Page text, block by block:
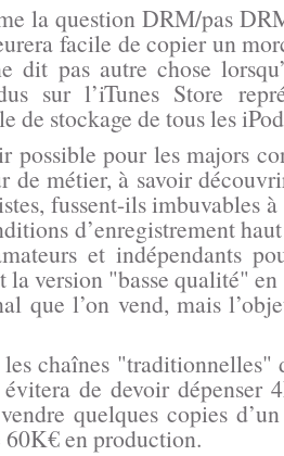
la question DRM/pas
facile de copier un
dit pas autre chose
sur l’iTunes Store
de stockage de tous les
possible pour les majors
de métier, à savoir
fussent-ils imbuvables
d’enregistrement
et indépendants
la version "basse qualité" en
que l’on vend, mais
chaînes "traditionnelles"
de devoir dépenser
quelques copies
60K€ en production.